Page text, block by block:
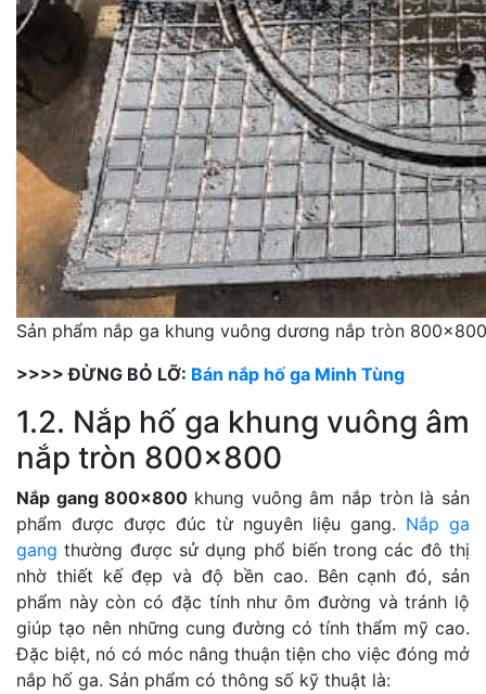
Sản phẩm nắp ga khung vuông dương nắp tròn 800×800
>>>> ĐỪNG BỎ LỠ: Bán nắp hố ga Minh Tùng
1.2. Nắp hố ga khung vuông âm
nắp tròn 800×800
Nắp gang 800×800 khung vuông âm nắp tròn là sản
phẩm được được đúc từ nguyên liệu gang. Nắp ga
gang thường được sử dụng phổ biến trong các đô thị
nhờ thiết kế đẹp và độ bền cao. Bên cạnh đó, sản
phẩm này còn có đặc tính như ôm đường và tránh lộ
giúp tạo nên những cung đường có tính thẩm mỹ cao.
Đặc biệt, nó có móc nâng thuận tiện cho việc đóng mở
nắp hố ga. Sản phẩm có thông số kỹ thuật là: